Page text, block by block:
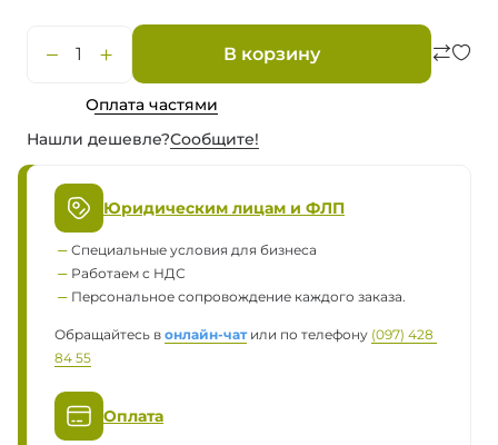
В корзину
Оплата частями
Нашли дешевле?Сообщите!
Юридическим лицам и ФЛП
Специальные условия для бизнеса
Работаем с НДС
Персональное сопровождение каждого заказа.
Обращайтесь в онлайн-чатили по телефону (097) 428
84 55
Оплата